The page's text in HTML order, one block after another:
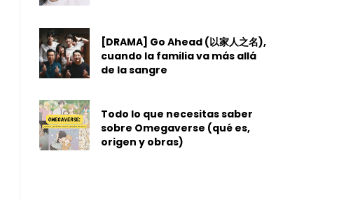
[DRAMA] Go Ahead (以家人之名),
cuando la familia va más allá
de la sangre
Todo lo que necesitas saber
sobre Omegaverse (qué es,
origen y obras)